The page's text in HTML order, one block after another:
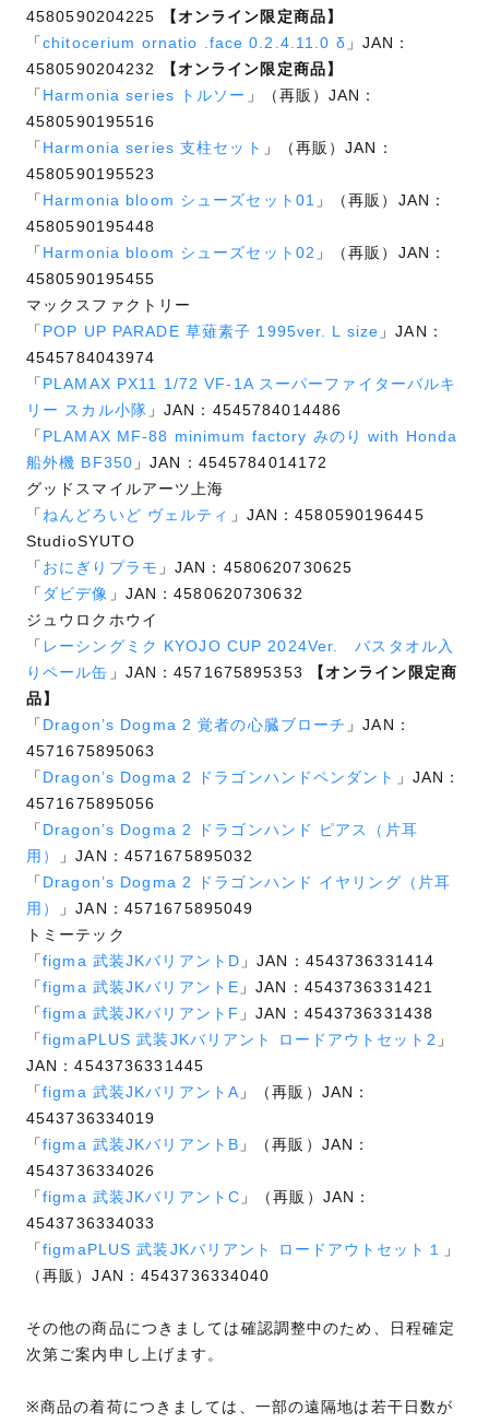
4580590204225
【オンライン限定商品】
「chitocerium ornatio .face 0.2.4.11.0 δ 」JAN：
4580590204232
【オンライン限定商品】
「 Harmonia series トルソー 」（再販）JAN：
4580590195516
「 Harmonia series 支柱セット 」（再販）JAN：
4580590195523
「 Harmonia bloom シューズセット01 」（再販）JAN：
4580590195448
「 Harmonia bloom シューズセット02 」（再販）JAN：
4580590195455
マックスファクトリー
「 POP UP PARADE 草薙素子 1995ver. L size 」JAN：
4545784043974
「 PLAMAX PX11 1/72 VF-1A スーパーファイターバルキ
リー スカル小隊 」JAN：4545784014486
「 PLAMAX MF-88 minimum factory みのり with Honda
船外機 BF350 」JAN：4545784014172
グッドスマイルアーツ上海
「 ねんどろいど ヴェルティ
」JAN：4580590196445
StudioSYUTO
「 おにぎりプラモ 」JAN：4580620730625
「 ダビデ像 」JAN：4580620730632
ジュウロクホウイ
「 レーシングミク KYOJO CUP 2024Ver. バスタオル入
りペール缶 」JAN：4571675895353
【オンライン限定商
品】
「 Dragon’s Dogma 2 覚者の心臓ブローチ 」JAN：
4571675895063
「 Dragon’s Dogma 2 ドラゴンハンドペンダント
」JAN：
4571675895056
「 Dragon’s Dogma 2 ドラゴンハンド ピアス（片耳
用）
」JAN：4571675895032
「 Dragon’s Dogma 2 ドラゴンハンド イヤリング（片耳
用）
」JAN：4571675895049
トミーテック
「figma 武装JKバリアントD 」JAN：4543736331414
「figma 武装JKバリアントE 」JAN：4543736331421
「figma 武装JKバリアントF 」JAN：4543736331438
「figmaPLUS 武装JKバリアント ロードアウトセット2 」
JAN：4543736331445
「figma 武装JKバリアントA 」（再販）JAN：
4543736334019
「figma 武装JKバリアントB 」（再販）JAN：
4543736334026
「figma 武装JKバリアントC 」（再販）JAN：
4543736334033
「figmaPLUS 武装JKバリアント ロードアウトセット１
」
（再販）JAN：4543736334040
その他の商品につきましては確認調整中のため、日程確定
次第ご案内申し上げます。
※商品の着荷につきましては、一部の遠隔地は若干日数が